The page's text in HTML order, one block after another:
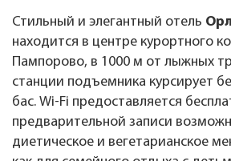
Стильный и элегантный отель
находится в центре курортного
Пампорово, в 1000 м от лыжных
станции подъемника курсирует
бас. Wi-Fi предоставляется
предварительной записи
диетическое и вегетарианское